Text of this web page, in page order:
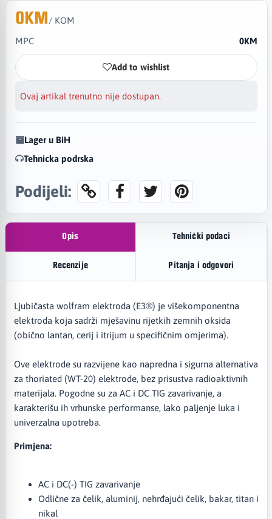
0KM/ KOM
MPC
0KM
Add to wishlist
Ovaj artikal trenutno nije dostupan.
Lager u BiH
Tehnicka podrska
Podijeli:
Opis Tehnički podaci
Recenzije Pitanja i odgovori
Ljubičasta wolfram elektroda (E3®) je višekomponentna
elektroda koja sadrži mješavinu rijetkih zemnih oksida
(obično lantan, cerij i itrijum u specifičnim omjerima).
Ove elektrode su razvijene kao napredna i sigurna alternativa
za thoriated (WT-20) elektrode, bez prisustva radioaktivnih
materijala. Pogodne su za AC i DC TIG zavarivanje, a
karakterišu ih vrhunske performanse, lako paljenje luka i
univerzalna upotreba.
Primjena:
AC i DC(-) TIG zavarivanje
Odlične za čelik, aluminij, nehrđajući čelik, bakar, titan i
nikal